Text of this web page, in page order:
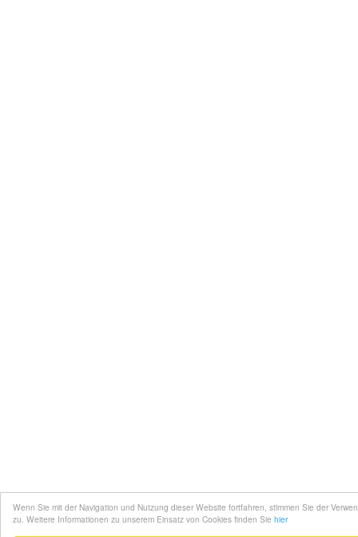
Wenn Sie mit der Navigation und Nutzung dieser Website fortfahren, stimmen Sie der
zu. Weitere Informationen zu unserem Einsatz von Cookies finden Sie hier